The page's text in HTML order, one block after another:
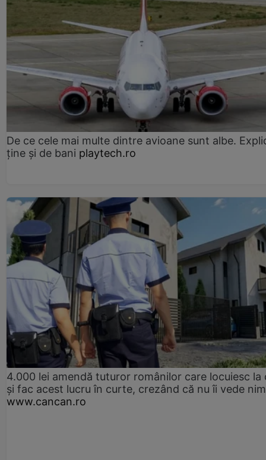
De ce cele mai multe dintre avioane sunt albe.
ține și de bani playtech.ro
4.000 lei amendă tuturor românilor care locuiesc la
și fac acest lucru în curte, crezând că nu îi vede
www.cancan.ro